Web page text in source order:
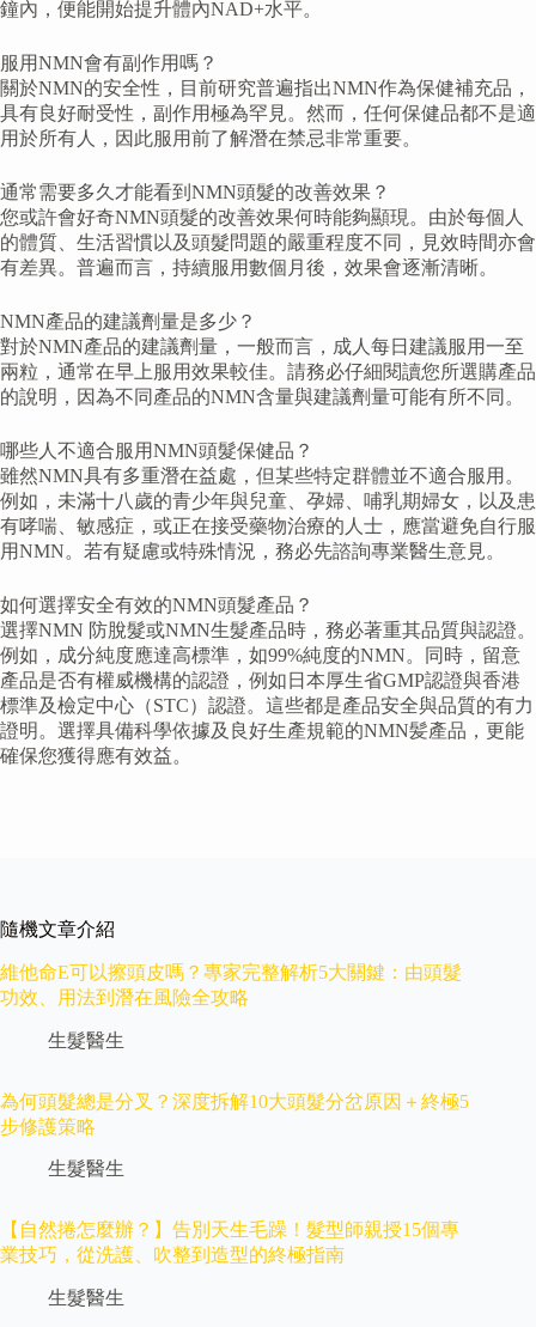
鐘內，便能開始提升體內NAD+水平。
服用NMN會有副作用嗎？
關於NMN的安全性，目前研究普遍指出NMN作為保健補充品，
具有良好耐受性，副作用極為罕見。然而，任何保健品都不是適
用於所有人，因此服用前了解潛在禁忌非常重要。
通常需要多久才能看到NMN頭髮的改善效果？
您或許會好奇NMN頭髮的改善效果何時能夠顯現。由於每個人
的體質、生活習慣以及頭髮問題的嚴重程度不同，見效時間亦會
有差異。普遍而言，持續服用數個月後，效果會逐漸清晰。
NMN產品的建議劑量是多少？
對於NMN產品的建議劑量，一般而言，成人每日建議服用一至
兩粒，通常在早上服用效果較佳。請務必仔細閱讀您所選購產品
的說明，因為不同產品的NMN含量與建議劑量可能有所不同。
哪些人不適合服用NMN頭髮保健品？
雖然NMN具有多重潛在益處，但某些特定群體並不適合服用。
例如，未滿十八歲的青少年與兒童、孕婦、哺乳期婦女，以及患
有哮喘、敏感症，或正在接受藥物治療的人士，應當避免自行服
用NMN。若有疑慮或特殊情況，務必先諮詢專業醫生意見。
如何選擇安全有效的NMN頭髮產品？
選擇NMN 防脫髮或NMN生髮產品時，務必著重其品質與認證。
例如，成分純度應達高標準，如99%純度的NMN。同時，留意
產品是否有權威機構的認證，例如日本厚生省GMP認證與香港
標準及檢定中心（STC）認證。這些都是產品安全與品質的有力
證明。選擇具備科學依據及良好生產規範的NMN髪產品，更能
確保您獲得應有效益。
隨機文章介紹
維他命E可以擦頭皮嗎？專家完整解析5大關鍵：由頭髮
功效、用法到潛在風險全攻略
生髮醫生
為何頭髮總是分叉？深度拆解10大頭髮分岔原因＋終極5
步修護策略
生髮醫生
【自然捲怎麼辦？】告別天生毛躁！髮型師親授15個專
業技巧，從洗護、吹整到造型的終極指南
生髮醫生